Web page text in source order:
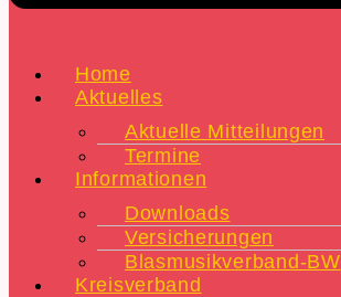
Home
Aktuelles
Aktuelle Mitteilungen
Termine
Informationen
Downloads
Versicherungen
Blasmusikverband-BW
Kreisverband